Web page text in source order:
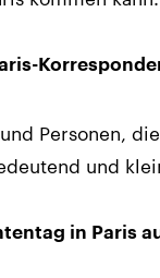
Personen,
und
in Paris